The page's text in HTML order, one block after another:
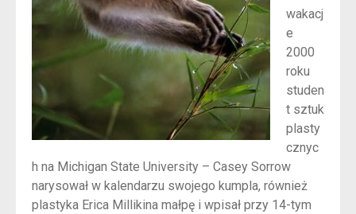
wakacj
e
2000
roku
studen
t sztuk
plasty
cznyc
h na Michigan State University – Casey Sorrow
narysował w kalendarzu swojego kumpla, również
plastyka Erica Millikina małpę i wpisał przy 14-tym